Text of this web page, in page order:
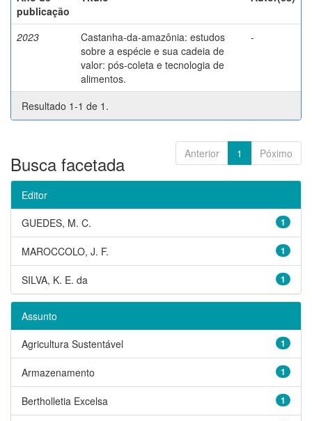
publicação
2023
Castanha-da-amazônia: estudos
sobre a espécie e sua cadeia de
valor: pós-coleta e tecnologia de
alimentos.
-
Resultado 1-1 de 1.
Anterior 1 Póximo
Busca facetada
Editor
1
GUEDES, M. C.
1
MAROCCOLO, J. F.
1
SILVA, K. E. da
Assunto
1
Agricultura Sustentável
1
Armazenamento
1
Bertholletia Excelsa